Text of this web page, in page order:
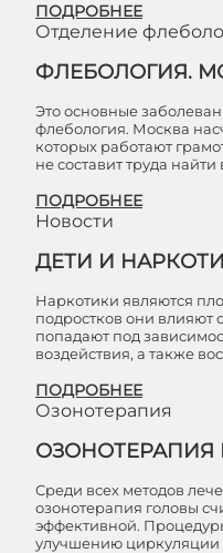
ПОДРОБНЕЕ
Отделение
ФЛЕБОЛОГИЯ.
Это основные
флебология. Москва
которых работают
не составит труда найти
ПОДРОБНЕЕ
Новости
ДЕТИ И
Наркотики являются
подростков они влияют
попадают под
воздействия, а также
ПОДРОБНЕЕ
Озонотерапия
ОЗОНОТЕРАПИЯ
Среди всех методов
озонотерапия головы
эффективной.
улучшению циркуляции